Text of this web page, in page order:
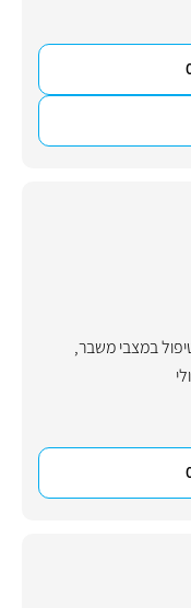
במצבי משבר,